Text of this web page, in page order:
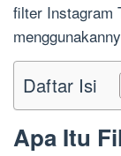
filter Instagram
Daftar Isi
Apa Itu